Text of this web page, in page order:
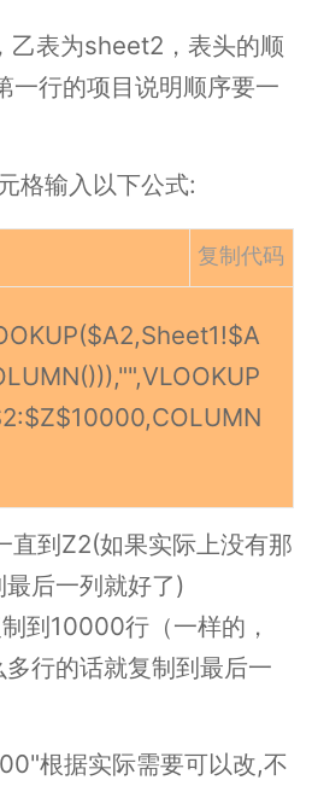
乙表为sheet2，表头的顺
一行的项目说明顺序要一
格输入以下公式:
复制代码
直到Z2(如果实际上没有那
后一列就好了)
到10000行（一样的，
行的话就复制到最后一
根据实际需要可以改,不